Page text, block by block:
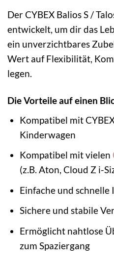
Der CYBEX Balios S /
entwickelt, um dir das
ein unverzichtbares
Wert auf Flexibilität,
legen.
Die Vorteile auf einen
Kompatibel mit
Kinderwagen
Kompatibel mit vielen
(z.B. Aton, Cloud Z i-
Einfache und
Sichere und stabile
Ermöglicht nahtlose
zum Spaziergang